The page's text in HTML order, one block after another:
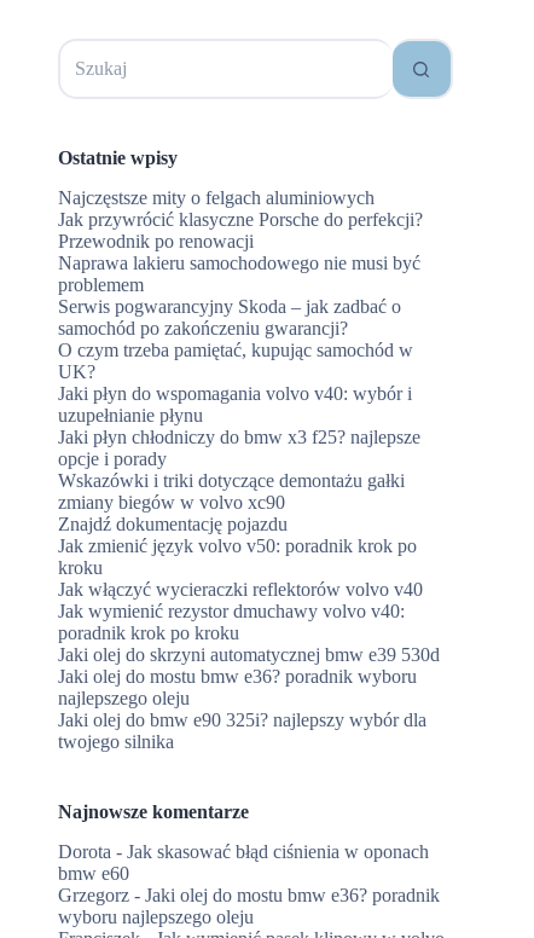
Brak
wyników
Ostatnie wpisy
Najczęstsze mity o felgach aluminiowych
Jak przywrócić klasyczne Porsche do perfekcji?
Przewodnik po renowacji
Naprawa lakieru samochodowego nie musi być
problemem
Serwis pogwarancyjny Skoda – jak zadbać o
samochód po zakończeniu gwarancji?
O czym trzeba pamiętać, kupując samochód w
UK?
Jaki płyn do wspomagania volvo v40: wybór i
uzupełnianie płynu
Jaki płyn chłodniczy do bmw x3 f25? najlepsze
opcje i porady
Wskazówki i triki dotyczące demontażu gałki
zmiany biegów w volvo xc90
Znajdź dokumentację pojazdu
Jak zmienić język volvo v50: poradnik krok po
kroku
Jak włączyć wycieraczki reflektorów volvo v40
Jak wymienić rezystor dmuchawy volvo v40:
poradnik krok po kroku
Jaki olej do skrzyni automatycznej bmw e39 530d
Jaki olej do mostu bmw e36? poradnik wyboru
najlepszego oleju
Jaki olej do bmw e90 325i? najlepszy wybór dla
twojego silnika
Najnowsze komentarze
Dorota -Jak skasować błąd ciśnienia w oponach
bmw e60
Grzegorz -Jaki olej do mostu bmw e36? poradnik
wyboru najlepszego oleju